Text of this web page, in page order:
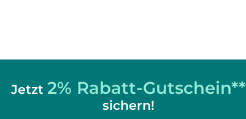
Jetzt 2% Rabatt-Gutschein**
sichern!